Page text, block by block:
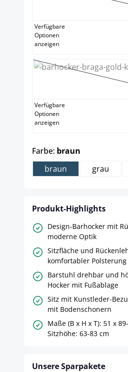
Verfügbare
Optionen
anzeigen
Verfügbare
Optionen
anzeigen
Farbe: braun
braun
grau
Produkt-Highlights
Design-Barhocker mit
moderne Optik
Sitzfläche und
komfortabler Polsterung
Barstuhl drehbar und
Hocker mit Fußablage
Sitz mit Kunstleder-
mit Bodenschonern
Maße (B x H x T): 51 x
Sitzhöhe: 63-83 cm
Unsere Sparpakete